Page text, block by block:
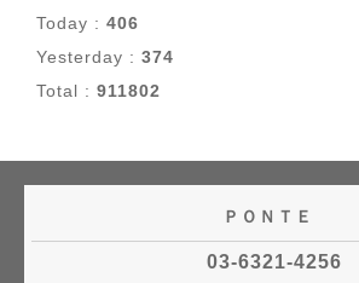
Today : 406
Yesterday : 374
Total : 911802
ＰＯＮＴＥ
03-6321-4256